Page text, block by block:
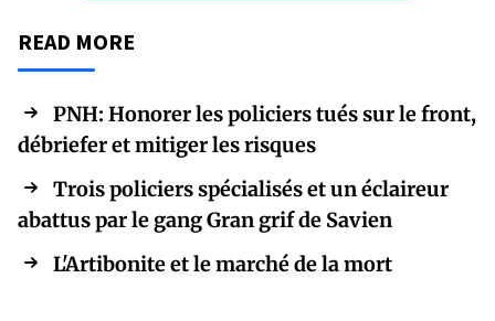
READ MORE
PNH: Honorer les policiers tués sur le front,
débriefer et mitiger les risques
Trois policiers spécialisés et un éclaireur
abattus par le gang Gran grif de Savien
L'Artibonite et le marché de la mort